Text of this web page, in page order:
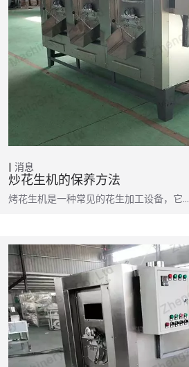
消息
炒花生机的保养方法
烤花生机是一种常见的花生加工设备，它…